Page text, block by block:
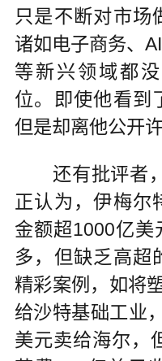
只是不断对市场
诸如电子商务、
等新兴领域都
位。即使他看到
但是却离他公开
还有批评者，
正认为，伊梅尔
金额超1000亿美
多，但缺乏高超
精彩案例，如将
给沙特基础工业
美元卖给海尔，